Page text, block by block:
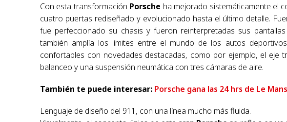
Con esta transformación Porsche ha mejorado sistemáticamente el
cuatro puertas rediseñado y evolucionado hasta el último detalle.
fue perfeccionado su chasis y fueron reinterpretadas sus
también amplía los límites entre el mundo de los autos
confortables con novedades destacadas, como por ejemplo, el eje
balanceo y una suspensión neumática con tres cámaras de aire.
También te puede interesar: Porsche gana las 24 hrs de Le
Lenguaje de diseño del 911, con una línea mucho más fluida.